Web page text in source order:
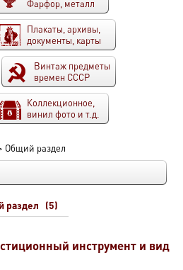
Фарфор, металл
Плакаты, архивы,
документы, карты
Винтаж предметы
времен СССР
Коллекционное,
винил фото и т.д.
Общий раздел
раздел (5)
инструмент и вид